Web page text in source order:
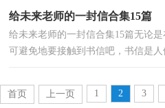
给未来老师的一封信合集15篇
给未来老师的一封信合集15篇无论
可避免地要接触到书信吧，书信是
首页 上一页 1 2 3